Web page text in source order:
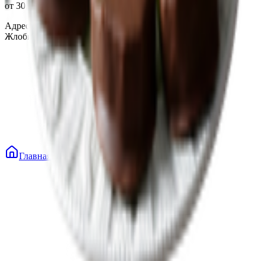
от 30.05.2003г выдано Гомельским облисполкомом
Адрес: 247210, Республика Беларусь, Гомельская обл., г.
Жлобин, ул. Козлова 2-А
Главная